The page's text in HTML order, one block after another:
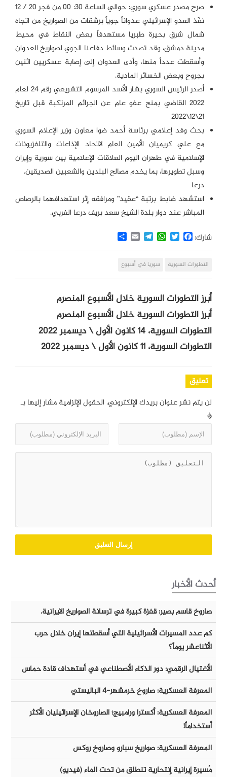
صرح مصدر عسكري سوري: حوالي الساعة 30: 00 من فجر 20 / 12
نفّذ العدو الإسرائيلي عدواناً جوياً برشقات من الصواريخ من اتجاه
شمال شرق بحيرة طبريا مستهدفاً بعض النقاط في محيط
مدينة دمشق، وقد تصدت وسائط دفاعنا الجوي لصواريخ العدوان
وأسقطت عدداً منها، وأدى العدوان إلى إصابة عسكريين اثنين
بجروح وبعض الخسائر المادية.
أصدر الرئيس السوري بشار الأسد المرسوم التشريعي رقم 24 لعام
2022 القاضي بمنح عفو عام عن الجرائم المرتكبة قبل تاريخ
21\12\2022
بحث وفد إعلامي برئاسة أحمد ضوا معاون وزير الإعلام السوري
مع علي كريميان الأمين العام لاتحاد الإذاعات والتلفزيونات
الإسلامية في طهران اليوم العلاقات الإعلامية بين سورية وإيران
وسبل تطويرها، بما يخدم مصالح البلدين والشعبين الصديقين.
درعا
استشهد ضابط برتبة “عقيد” ومرافقه إثر استهدافهما بالرصاص
المباشر عند دوار بلدة الشيخ سعد بريف درعا الغربي.
شارك:
Facebook
Twitter
WhatsApp
Telegram
Email
Share
التطورات السورية سوريا في أسبوع
أبرز التطورات السورية خلال الأسبوع المنصرم
أبرز التطورات السورية خلال الأسبوع المنصرم
التطورات السورية، 14 كانون الأول \ ديسمبر 2022
التطورات السورية، 11 كانون الأول \ ديسمبر 2022
تعليق
لن يتم نشر عنوان بريدك الإلكتروني. الحقول الإلزامية مشار إليها بـ
*
أحدث الأخبار
صاروخ قاسم بصير: قفزة كبيرة في ترسانة الصواريخ الايرانية.
كم عدد المسيرات الأسرائيلية التي أسقطتها إيران خلال حرب
الأثناعشر يوماً؟
الأغتيال الرقمي: دور الذكاء الأصطناعي في أستهداف قادة حماس
المعرفة العسكرية: صاروخ خرمشهر-٤ الباليستي
المعرفة العسكرية: أكسترا ورامبيج؛ الصاروخان الإسرائيليان الأكثر
أستخداماً!
المعرفة العسكرية: صواريخ سبارو وصاروخ روكس
مُسيرة إيرانية إنتحارية تنطلق من تحت الماء (فيديو)